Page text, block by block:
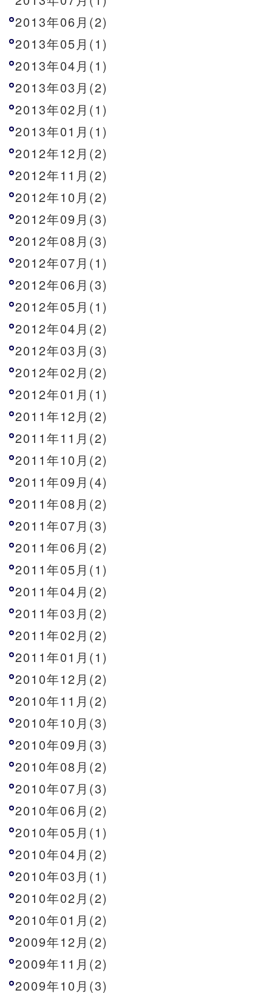
2013年06月(2)
2013年05月(1)
2013年04月(1)
2013年03月(2)
2013年02月(1)
2013年01月(1)
2012年12月(2)
2012年11月(2)
2012年10月(2)
2012年09月(3)
2012年08月(3)
2012年07月(1)
2012年06月(3)
2012年05月(1)
2012年04月(2)
2012年03月(3)
2012年02月(2)
2012年01月(1)
2011年12月(2)
2011年11月(2)
2011年10月(2)
2011年09月(4)
2011年08月(2)
2011年07月(3)
2011年06月(2)
2011年05月(1)
2011年04月(2)
2011年03月(2)
2011年02月(2)
2011年01月(1)
2010年12月(2)
2010年11月(2)
2010年10月(3)
2010年09月(3)
2010年08月(2)
2010年07月(3)
2010年06月(2)
2010年05月(1)
2010年04月(2)
2010年03月(1)
2010年02月(2)
2010年01月(2)
2009年12月(2)
2009年11月(2)
2009年10月(3)